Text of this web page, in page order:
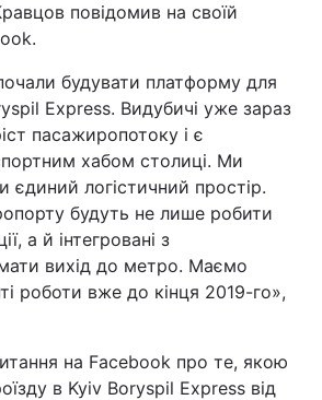
повідомив на своїй
будувати платформу для
Express. Видубичі уже зараз
пасажиропотоку і є
хабом столиці. Ми
єдиний логістичний простір.
будуть не лише робити
а й інтегровані з
вихід до метро. Маємо
роботи вже до кінця 2019-го»,
на Facebook про те, якою
в Kyiv Boryspil Express від